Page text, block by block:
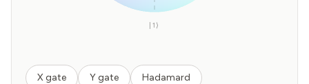
|1⟩
X gate Y gate Hadamard